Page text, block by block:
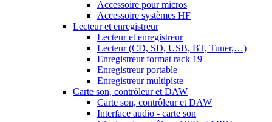
Accessoire pour micros
Accessoire systèmes HF
Lecteur et enregistreur
Lecteur et enregistreur
Lecteur (CD, SD, USB, BT, Tuner,…)
Enregistreur format rack 19''
Enregistreur portable
Enregistreur multipiste
Carte son, contrôleur et DAW
Carte son, contrôleur et DAW
Interface audio - carte son